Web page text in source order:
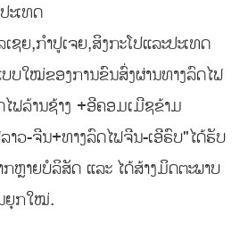
ະເທດ
ຊຍ,ກຳປູເຈຍ,ສິງກະໂປແລະປະເທດ
ບໃໝ່ຂອງການຂົນສົ່ງຜ່ານທາງລົດໄຟ
ໄຟລ້ານຊ້າງ +ອີຄອມເມີຊຂ້າມ
າວ-ຈີນ+ທາງລົດໄຟຈີນ-ເອີຣົບ"ໄດ້ຮັບ
ຫຼາຍບໍລິສັດ ແລະ ໄດ້ສ້າງມິດຕະພາບ
ຍຸກໃໝ່.